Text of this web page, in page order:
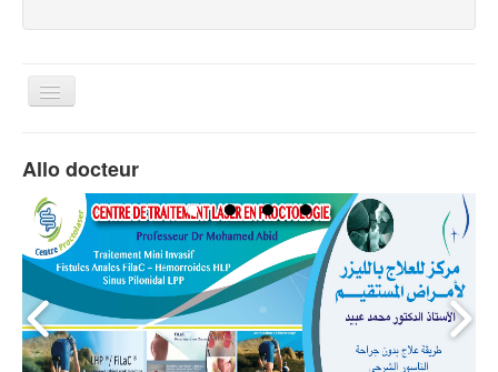
Basculer
Contact
Allo docteur